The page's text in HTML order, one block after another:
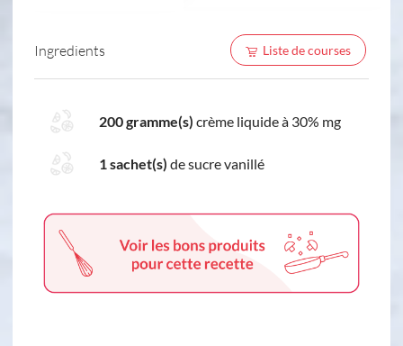
Ingredients Liste de courses
200 gramme(s) crème liquide à 30% mg
1 sachet(s) de sucre vanillé